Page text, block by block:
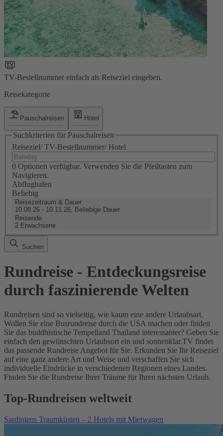
TV-Bestellnummer einfach als Reiseziel eingeben.
Reisekategorie
Pauschalreisen Hotel
Suchkriterien für Pauschalreisen
Reiseziel/ TV-Bestellnummer/ Hotel
0 Optionen verfügbar. Verwenden Sie die Pfeiltasten zum
Navigieren.
Abflughafen
Beliebig
Reisezeitraum & Dauer
10.08.26 - 10.11.26, Beliebige Dauer
Reisende
2 Erwachsene
Suchen
Rundreise - Entdeckungsreise
durch faszinierende Welten
Rundreisen sind so vielseitig, wie kaum eine andere Urlaubsart.
Wollen Sie eine Busrundreise durch die USA machen oder finden
Sie das buddhistische Tempelland Thailand interessanter? Geben Sie
einfach den gewünschten Urlaubsort ein und sonnenklar.TV findet
das passende Rundreise Angebot für Sie. Erkunden Sie Ihr Reiseziel
auf eine ganz andere Art und Weise und verschaffen Sie sich
individuelle Eindrücke in verschiedenen Regionen eines Landes.
Finden Sie die Rundreise Ihrer Träume für Ihren nächsten Urlaub.
Top-Rundreisen weltweit
Sardiniens Traumküsten – 2 Hotels mit Mietwagen